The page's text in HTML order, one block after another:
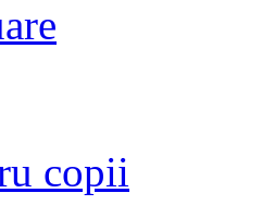
copii